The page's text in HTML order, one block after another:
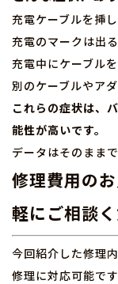
充電ケーブルを挿
充電のマークは出
充電中にケーブル
別のケーブルやア
これらの症状は、
能性が高いです。
データはそのまま
修理費用の
軽にご相談く
今回紹介した修理
修理に対応可能です